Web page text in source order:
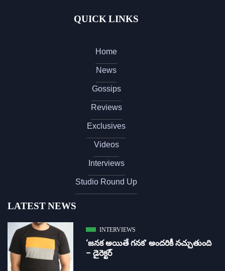
QUICK LINKS
Home
News
Gossips
Reviews
Exclusives
Videos
Interviews
Studio Round Up
LATEST NEWS
INTERVIEWS
‘జ‌న‌క అయితే గ‌న‌క‌’ అందరికీ నచ్చుతుంది
– డైరెక్ట‌ర్